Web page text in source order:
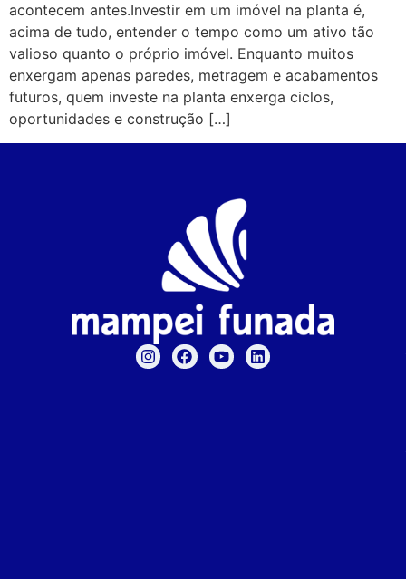
acontecem antes.Investir em um imóvel na planta é,
acima de tudo, entender o tempo como um ativo tão
valioso quanto o próprio imóvel. Enquanto muitos
enxergam apenas paredes, metragem e acabamentos
futuros, quem investe na planta enxerga ciclos,
oportunidades e construção […]